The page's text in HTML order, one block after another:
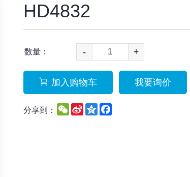
HD4832
数量： - +
加入购物车 我要询价
分享到： WeChat
Sina
Weibo
QzoneFacebook